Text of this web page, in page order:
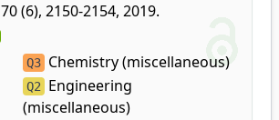
70 (6), 2150-2154, 2019.
Q3 Chemistry (miscellaneous)
Q2
Engineering
(miscellaneous)